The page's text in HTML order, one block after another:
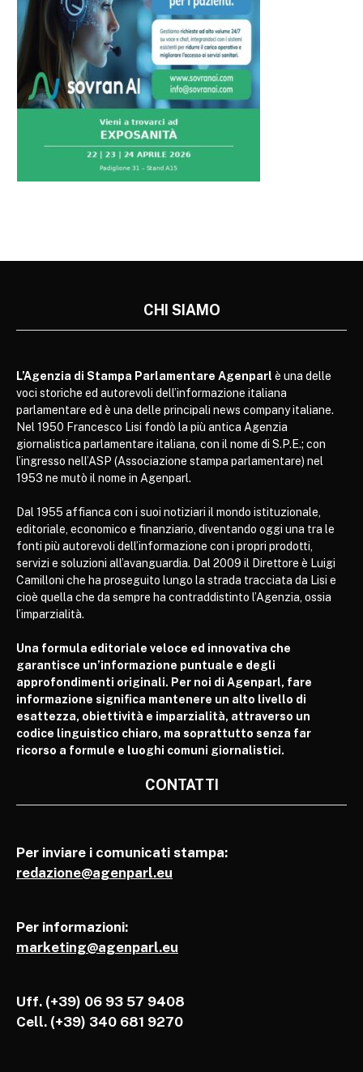
CHI SIAMO
L’Agenzia di Stampa Parlamentare Agenparl è una delle
voci storiche ed autorevoli dell’informazione italiana
parlamentare ed è una delle principali news company italiane.
Nel 1950 Francesco Lisi fondò la più antica Agenzia
giornalistica parlamentare italiana, con il nome di S.P.E.; con
l’ingresso nell’ASP (Associazione stampa parlamentare) nel
1953 ne mutò il nome in Agenparl.
Dal 1955 affianca con i suoi notiziari il mondo istituzionale,
editoriale, economico e finanziario, diventando oggi una tra le
fonti più autorevoli dell’informazione con i propri prodotti,
servizi e soluzioni all’avanguardia. Dal 2009 il Direttore è Luigi
Camilloni che ha proseguito lungo la strada tracciata da Lisi e
cioè quella che da sempre ha contraddistinto l’Agenzia, ossia
l’imparzialità.
Una formula editoriale veloce ed innovativa che
garantisce un’informazione puntuale e degli
approfondimenti originali. Per noi di Agenparl, fare
informazione significa mantenere un alto livello di
esattezza, obiettività e imparzialità, attraverso un
codice linguistico chiaro, ma soprattutto senza far
ricorso a formule e luoghi comuni giornalistici.
CONTATTI
Per inviare i comunicati stampa:
redazione@agenparl.eu
Per informazioni:
marketing@agenparl.eu
Uff. (+39) 06 93 57 9408
Cell. (+39) 340 681 9270